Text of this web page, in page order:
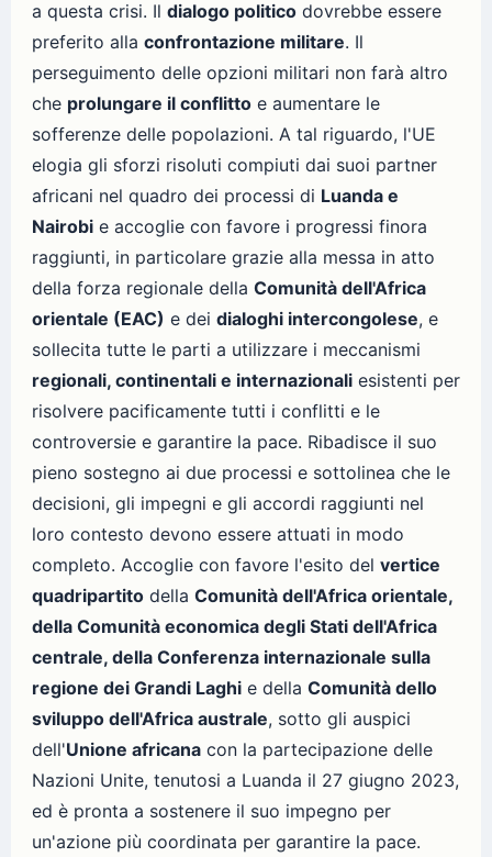
a questa crisi. Il dialogo politico dovrebbe essere
preferito alla confrontazione militare. Il
perseguimento delle opzioni militari non farà altro
che prolungare il conflitto e aumentare le
sofferenze delle popolazioni. A tal riguardo, l'UE
elogia gli sforzi risoluti compiuti dai suoi partner
africani nel quadro dei processi di Luanda e
Nairobi e accoglie con favore i progressi finora
raggiunti, in particolare grazie alla messa in atto
della forza regionale della Comunità dell'Africa
orientale (EAC) e dei dialoghi intercongolese, e
sollecita tutte le parti a utilizzare i meccanismi
regionali, continentali e internazionali esistenti per
risolvere pacificamente tutti i conflitti e le
controversie e garantire la pace. Ribadisce il suo
pieno sostegno ai due processi e sottolinea che le
decisioni, gli impegni e gli accordi raggiunti nel
loro contesto devono essere attuati in modo
completo. Accoglie con favore l'esito del vertice
quadripartito della Comunità dell'Africa orientale,
della Comunità economica degli Stati dell'Africa
centrale, della Conferenza internazionale sulla
regione dei Grandi Laghi e della Comunità dello
sviluppo dell'Africa australe, sotto gli auspici
dell'Unione africana con la partecipazione delle
Nazioni Unite, tenutosi a Luanda il 27 giugno 2023,
ed è pronta a sostenere il suo impegno per
un'azione più coordinata per garantire la pace.